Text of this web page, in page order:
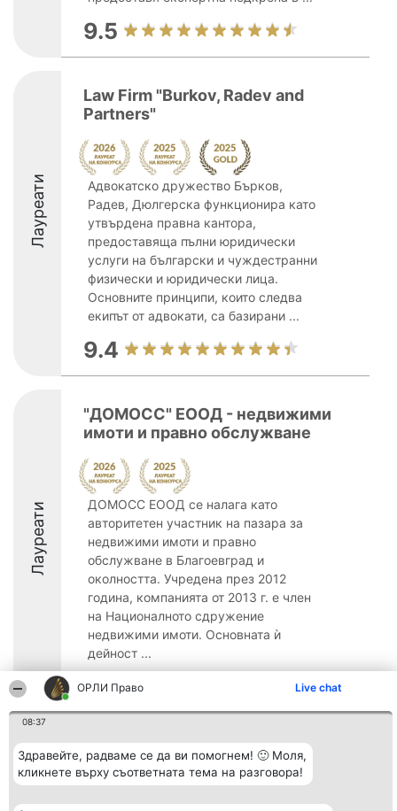
ОРЛИ Право Live chat
08:37
Здравейте, радваме се да ви помогнем! 🙂 Моля,
кликнете върху съответната тема на разговора!
9.5
Лауреати
Law Firm "Burkov, Radev and
Partners"
Адвокатско дружество Бърков,
Радев, Дюлгерска функционира като
утвърдена правна кантора,
предоставяща пълни юридически
услуги на български и чуждестранни
физически и юридически лица.
Основните принципи, които следва
екипът от адвокати, са базирани ...
9.4
Лауреати
"ДОМОСС" ЕООД - недвижими
имоти и правно обслужване
ДОМОСС ЕООД се налага като
авторитетен участник на пазара за
недвижими имоти и правно
обслужване в Благоевград и
околността. Учредена през 2012
година, компанията от 2013 г. е член
на Националното сдружение
недвижими имоти. Основната ѝ
дейност ...
8.5
Организатор на
класиране
Beautiful Company S.R.L.
BulevardulAleea Timișul De
Победители
Списък на
всички
Контакти
Контакти